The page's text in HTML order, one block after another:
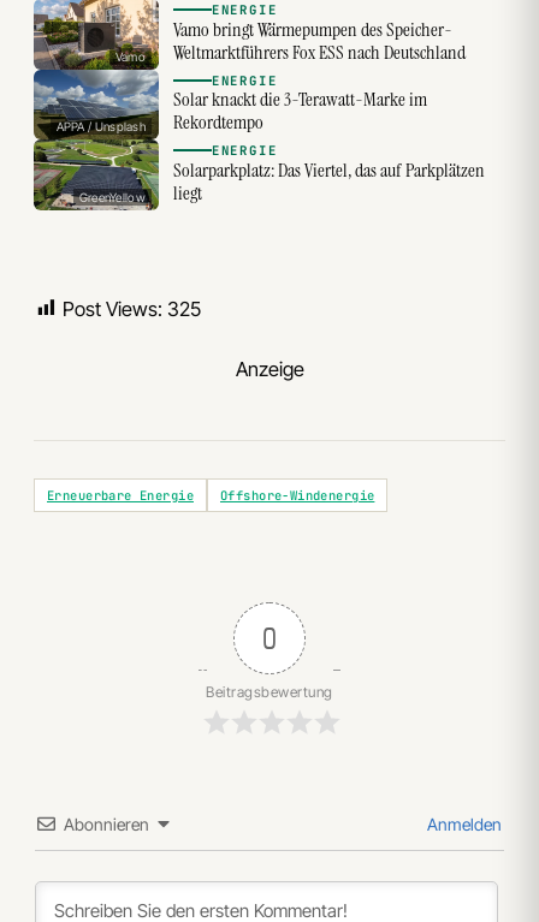
Vamo
ENERGIE
Vamo bringt Wärmepumpen des Speicher-
Weltmarktführers Fox ESS nach Deutschland
APPA / Unsplash
ENERGIE
Solar knackt die 3-Terawatt-Marke im
Rekordtempo
GreenYellow
ENERGIE
Solarparkplatz: Das Viertel, das auf Parkplätzen
liegt
Post Views: 325
Anzeige
Erneuerbare Energie Offshore-Windenergie
0
Beitragsbewertung
Abonnieren Anmelden